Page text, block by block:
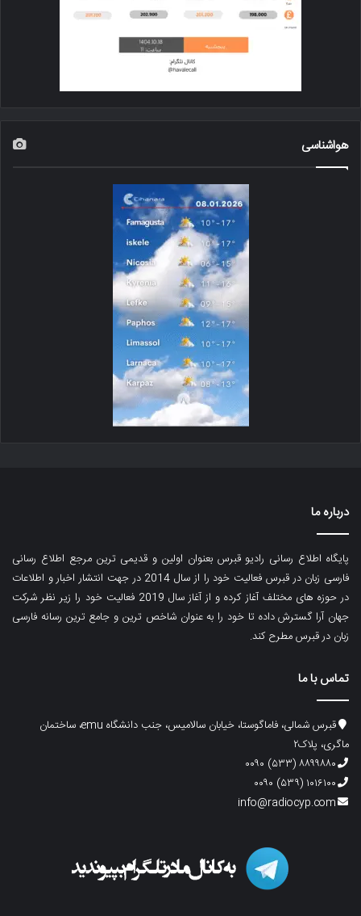
هواشناسی
درباره ما
پایگاه اطلاع رسانی رادیو قبرس بعنوان اولین و قدیمی ترین مرجع اطلاع رسانی
فارسی زبان در قبرس فعالیت خود را از سال 2014 در جهت انتشار اخبار و اطلاعات
در حوزه های مختلف آغاز کرده و از آغاز سال 2019 فعالیت خود را زیر نظر شرکت
جهان آرا گسترش داده تا خود را به عنوان شاخص ترین و جامع ترین رسانه فارسی
زبان در قبرس مطرح کند.
تماس با ما
قبرس شمالی، فاماگوستا، خیابان سالامیس، جنب دانشگاه emu، ساختمان
ماگری، پلاک۲
۸۸۹۹۸۸۰ (۵۳۳) ۰۰۹۰
۱۰۱۶۱۰۰ (۵۳۹) ۰۰۹۰
info@radiocyp.com